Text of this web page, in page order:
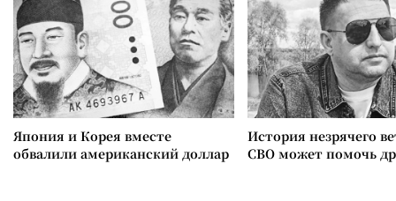
Япония и Корея вместе
обвалили американский доллар
История незрячего
СВО может помочь